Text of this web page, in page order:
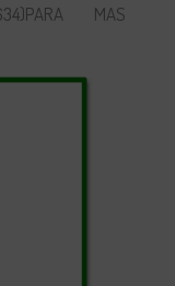
PARA MAS